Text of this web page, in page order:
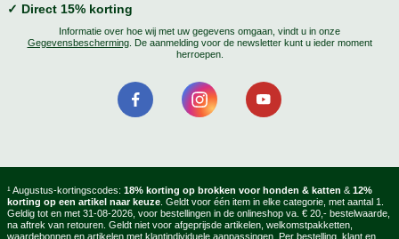
✓ Direct 15% korting
Informatie over hoe wij met uw gegevens omgaan, vindt u in onze
Gegevensbescherming. De aanmelding voor de newsletter kunt u ieder moment
herroepen.
¹ Augustus-kortingscodes: 18% korting op brokken voor honden & katten & 12%
korting op een artikel naar keuze . Geldt voor één item in elke categorie, met aantal 1.
Geldig tot en met 31-08-2026, voor bestellingen in de onlineshop va. € 20,- bestelwaarde,
na aftrek van retouren. Geldt niet voor afgeprijsde artikelen, welkomstpakketten,
waardebonnen en artikelen met klantindividuele aanpassingen. Per bestelling, klant en